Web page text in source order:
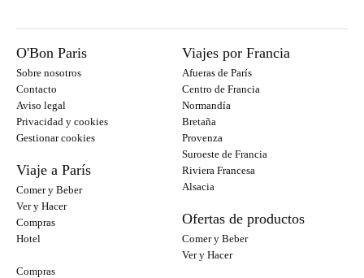
O'Bon Paris
Sobre nosotros
Contacto
Aviso legal
Privacidad y cookies
Gestionar cookies
Viaje a París
Comer y Beber
Ver y Hacer
Compras
Hotel
Viajes por Francia
Afueras de París
Centro de Francia
Normandía
Bretaña
Provenza
Suroeste de Francia
Riviera Francesa
Alsacia
Ofertas de productos
Comer y Beber
Ver y Hacer
Compras